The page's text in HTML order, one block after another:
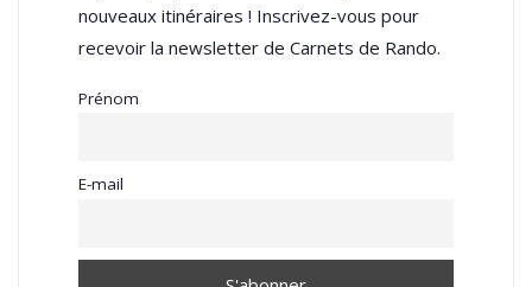
nouveaux itinéraires ! Inscrivez-vous pour
recevoir la newsletter de Carnets de Rando.
Prénom
E-mail